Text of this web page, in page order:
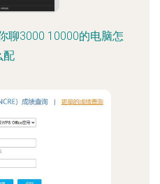
聊3000 10000的电脑怎
配